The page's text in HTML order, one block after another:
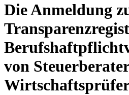
Die Anmeldung
von